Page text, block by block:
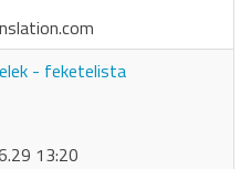
- feketelista
13:20